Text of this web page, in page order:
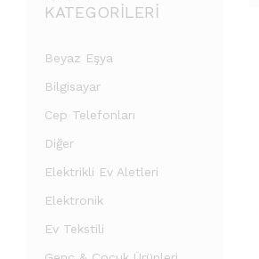
KATEGORILERI
Beyaz Eşya
Bilgisayar
Cep Telefonları
Diğer
Elektrikli Ev Aletleri
Elektronik
Ev Tekstili